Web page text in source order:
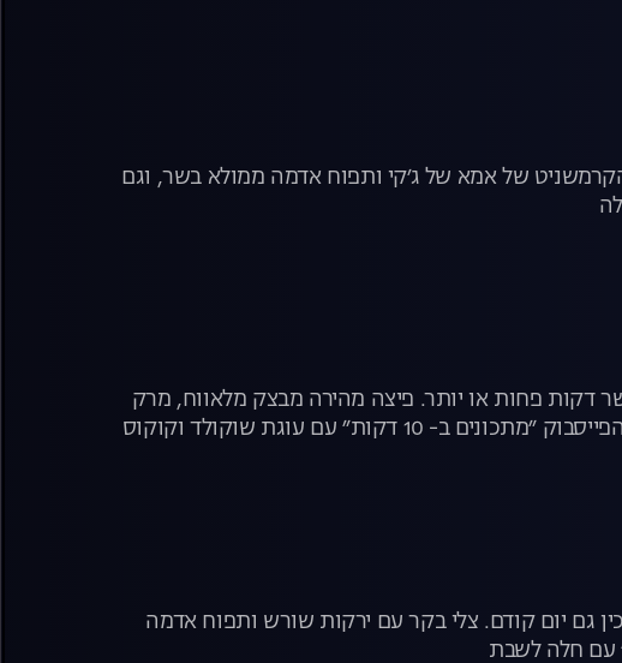
של אמא של ג׳קי ותפוח אדמה ממולא בשר, וגם
דקות פחות או יותר. פיצה מהירה מבצק מלאווח, מרק
כתומים שמכינים מהר וממשיך להתבשל, וגם אפרת סיאצ׳י, מנהלת דף הפייסבוק ״מתכונים ב- 10 דקות״ עם עוגת שוקולד וקוקוס
גם יום קודם. צלי בקר עם ירקות שורש ותפוח אדמה
עם חלה לשבת